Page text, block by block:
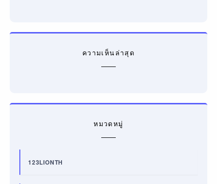
ความเห็นล่าสุด
หมวดหมู่
123LIONTH